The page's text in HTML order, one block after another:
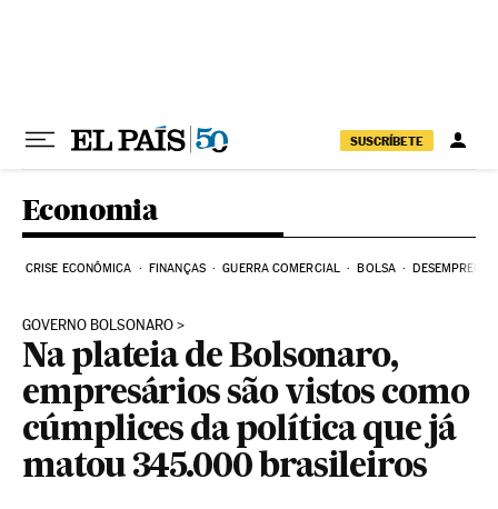
SUSCRÍBETE
Economia
CRISE ECONÔMICA FINANÇAS GUERRA COMERCIAL BOLSA DESEMPREGO
GOVERNO BOLSONARO
Na plateia de Bolsonaro,
empresários são vistos como
cúmplices da política que já
matou 345.000 brasileiros